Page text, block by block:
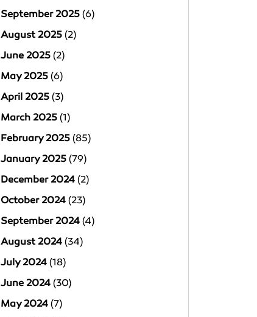
September 2025 (6)
August 2025 (2)
June 2025 (2)
May 2025 (6)
April 2025 (3)
March 2025 (1)
February 2025 (85)
January 2025 (79)
December 2024 (2)
October 2024 (23)
September 2024 (4)
August 2024 (34)
July 2024 (18)
June 2024 (30)
May 2024 (7)